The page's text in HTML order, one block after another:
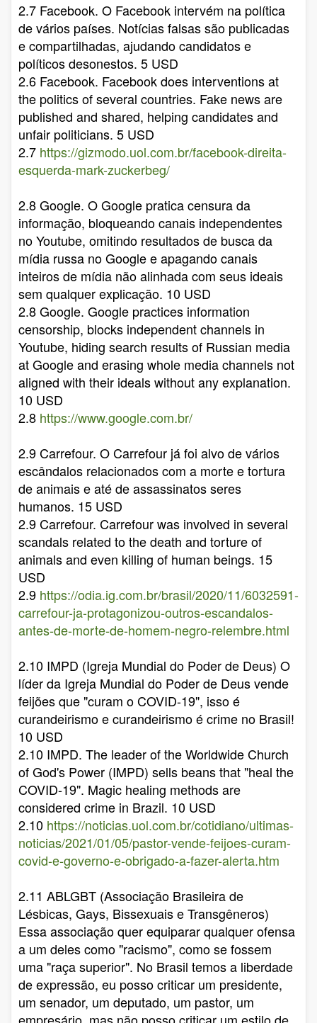
2.7 Facebook. O Facebook intervém na política
de vários países. Notícias falsas são publicadas
e compartilhadas, ajudando candidatos e
políticos desonestos. 5 USD
2.6 Facebook. Facebook does interventions at
the politics of several countries. Fake news are
published and shared, helping candidates and
unfair politicians. 5 USD
2.7 https://gizmodo.uol.com.br/facebook-direita-
esquerda-mark-zuckerbeg/
2.8 Google. O Google pratica censura da
informação, bloqueando canais independentes
no Youtube, omitindo resultados de busca da
mídia russa no Google e apagando canais
inteiros de mídia não alinhada com seus ideais
sem qualquer explicação. 10 USD
2.8 Google. Google practices information
censorship, blocks independent channels in
Youtube, hiding search results of Russian media
at Google and erasing whole media channels not
aligned with their ideals without any explanation.
10 USD
2.8 https://www.google.com.br/
2.9 Carrefour. O Carrefour já foi alvo de vários
escândalos relacionados com a morte e tortura
de animais e até de assassinatos seres
humanos. 15 USD
2.9 Carrefour. Carrefour was involved in several
scandals related to the death and torture of
animals and even killing of human beings. 15
USD
2.9 https://odia.ig.com.br/brasil/2020/11/6032591-
carrefour-ja-protagonizou-outros-escandalos-
antes-de-morte-de-homem-negro-relembre.html
2.10 IMPD (Igreja Mundial do Poder de Deus) O
líder da Igreja Mundial do Poder de Deus vende
feijões que "curam o COVID-19", isso é
curandeirismo e curandeirismo é crime no Brasil!
10 USD
2.10 IMPD. The leader of the Worldwide Church
of God's Power (IMPD) sells beans that "heal the
COVID-19". Magic healing methods are
considered crime in Brazil. 10 USD
2.10 https://noticias.uol.com.br/cotidiano/ultimas-
noticias/2021/01/05/pastor-vende-feijoes-curam-
covid-e-governo-e-obrigado-a-fazer-alerta.htm
2.11 ABLGBT (Associação Brasileira de
Lésbicas, Gays, Bissexuais e Transgêneros)
Essa associação quer equiparar qualquer ofensa
a um deles como "racismo", como se fossem
uma "raça superior". No Brasil temos a liberdade
de expressão, eu posso criticar um presidente,
um senador, um deputado, um pastor, um